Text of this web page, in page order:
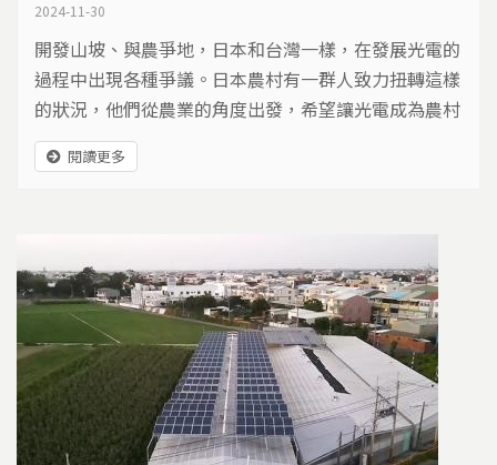
2024-11-30
開發山坡、與農爭地，日本和台灣一樣，在發展光電的
過程中出現各種爭議。日本農村有一群人致力扭轉這樣
的狀況，他們從農業的角度出發，希望讓光電成為農村
振興的契機。日本有四千多個農電共生農場，分布在千
葉縣、福島縣、神奈川等地，農電共生必須有哪些前
閱讀更多